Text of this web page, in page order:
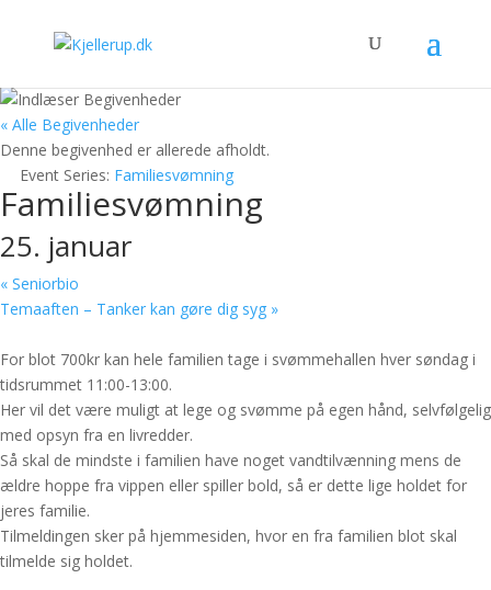
« Alle Begivenheder
Denne begivenhed er allerede afholdt.
Event Series: Familiesvømning
Familiesvømning
25. januar
« Seniorbio
Temaaften – Tanker kan gøre dig syg »
For blot 700kr kan hele familien tage i svømmehallen hver søndag i
tidsrummet 11:00-13:00.
Her vil det være muligt at lege og svømme på egen hånd, selvfølgelig
med opsyn fra en livredder.
Så skal de mindste i familien have noget vandtilvænning mens de
ældre hoppe fra vippen eller spiller bold, så er dette lige holdet for
jeres familie.
Tilmeldingen sker på hjemmesiden, hvor en fra familien blot skal
tilmelde sig holdet.